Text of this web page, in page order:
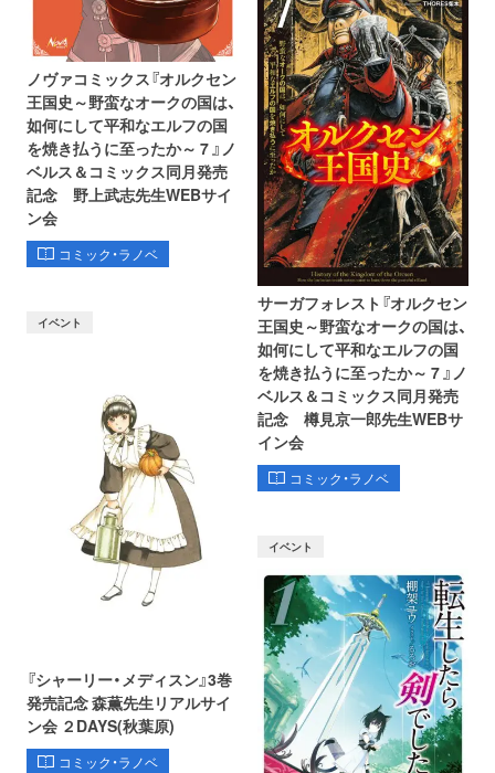
ノヴァコミックス『オルクセン
王国史～野蛮なオークの国は、
如何にして平和なエルフの国
を焼き払うに至ったか～ 7 』ノ
ベルス＆コミックス同月発売
記念 野上武志先生WEBサイ
ン会
コミック・ラノベ
サーガフォレスト『オルクセン
王国史～野蛮なオークの国は、
如何にして平和なエルフの国
を焼き払うに至ったか～ 7 』ノ
ベルス＆コミックス同月発売
記念 樽見京一郎先生WEBサ
イン会
コミック・ラノベ
イベント
『シャーリー・メディスン』3巻
発売記念 森薫先生リアルサイ
ン会 ２DAYS(秋葉原)
コミック・ラノベ
イベント